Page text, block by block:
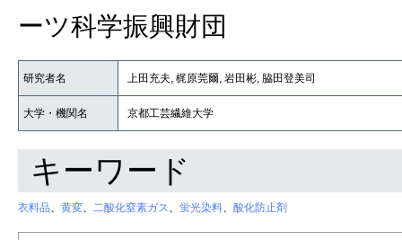
ーツ科学振興財団
研究者名 上田充夫, 梶原莞爾, 岩田彬, 脇田登美司
大学・機関名 京都工芸繊維大学
キーワード
衣料品、 黄変、 二酸化窒素ガス、 蛍光染料、 酸化防止剤